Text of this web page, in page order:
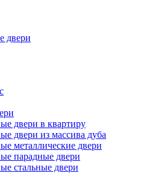
двери
двери в квартиру
двери из массива дуба
металлические двери
парадные двери
стальные двери